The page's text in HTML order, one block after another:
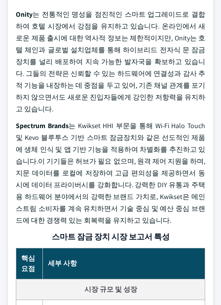
Onity는 전통적인 명성을 점진적인 스마트 업그레이드로 결합
하여 호텔 시장에서 강점을 유지하고 있습니다. 온라인에서 새
로운 제품 출시에 대한 역사적 정보는 제한적이지만, Onity는 호
텔 체인과 글로벌 설치업체를 통해 하이브리드 전자식 문 잠금
장치를 널리 배포하여 지속 가능한 발자국을 확보하고 있습니
다. 그들의 전략은 신뢰할 수 있는 하드웨어에 연결성과 감사 추
적 기능을 내장하는 데 중점을 두고 있어, 기존 채널 관계를 포기
하지 않으면서도 새로운 진입자들에게 강인한 저항력을 유지하
고 있습니다.
Spectrum Brands는 Kwikset HHI 부문을 통해 Wi-Fi Halo Touch
및 Kevo 블루투스 기반 스마트 잠금장치와 같은 선도적인 제품
에 생체 인식 및 앱 기반 기능을 적용하여 차별화를 추진하고 있
습니다.이 기기들은 허브가 필요 없으며, 원격 제어 지원을 하며,
지문 데이터를 로컬에 저장하여 고급 편의성을 제공하면서 동
시에 데이터 프라이버시를 강화합니다. 강력한 DIY 유통과 주택
용 하드웨어 분야에서의 강력한 브랜드 가치로, Kwikset은 메인
스트림 소비자를 계속 유치하면서 기술 중심 및 예산 중심 브랜
드에 대한 경쟁력 있는 회복력을 유지하고 있습니다.
스마트 잠금 장치 시장 보고서 특성
핵심
요점
세부 사항
시장 규모 및 성장